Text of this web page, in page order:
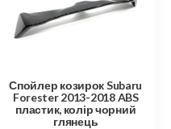
Спойлер козирок Subaru
Forester 2013-2018 ABS
пластик, колір чорний
глянець